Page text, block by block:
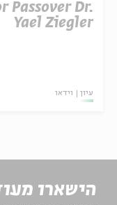
Passover Dr.
Yael Ziegler
עיון וידאו
הישארו